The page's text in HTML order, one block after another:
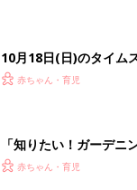
10月18日(日)のタイム
赤ちゃん・育児
「知りたい！ガーデニ
赤ちゃん・育児